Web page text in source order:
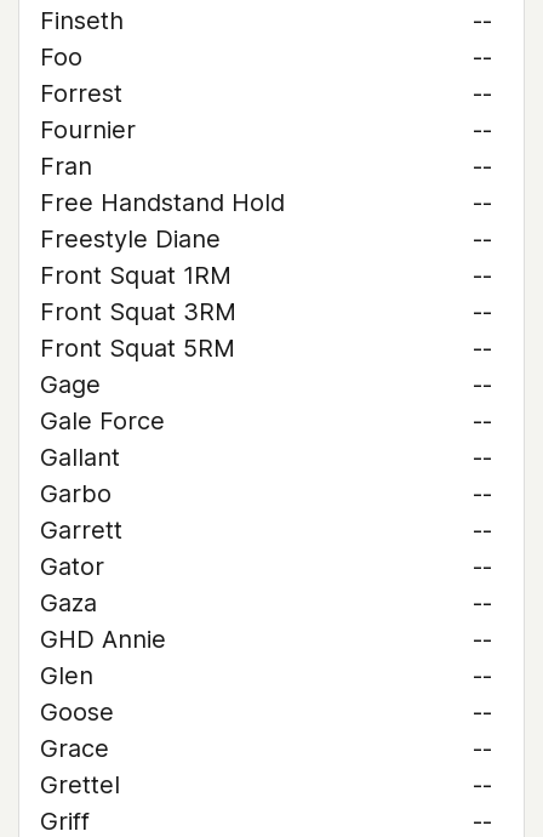
Finseth
--
Foo
--
Forrest
--
Fournier
--
Fran
--
Free Handstand Hold
--
Freestyle Diane
--
Front Squat 1RM
--
Front Squat 3RM
--
Front Squat 5RM
--
Gage
--
Gale Force
--
Gallant
--
Garbo
--
Garrett
--
Gator
--
Gaza
--
GHD Annie
--
Glen
--
Goose
--
Grace
--
Grettel
--
Griff
--